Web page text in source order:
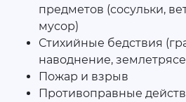
предметов (сосульки,
мусор)
Стихийные бедствия
наводнение,
Пожар и взрыв
Противоправные